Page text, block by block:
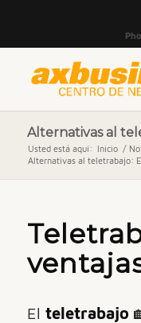
Alternativas al
Usted está aquí: Inicio /
Alternativas al teletrabajo:
El teletrabajo